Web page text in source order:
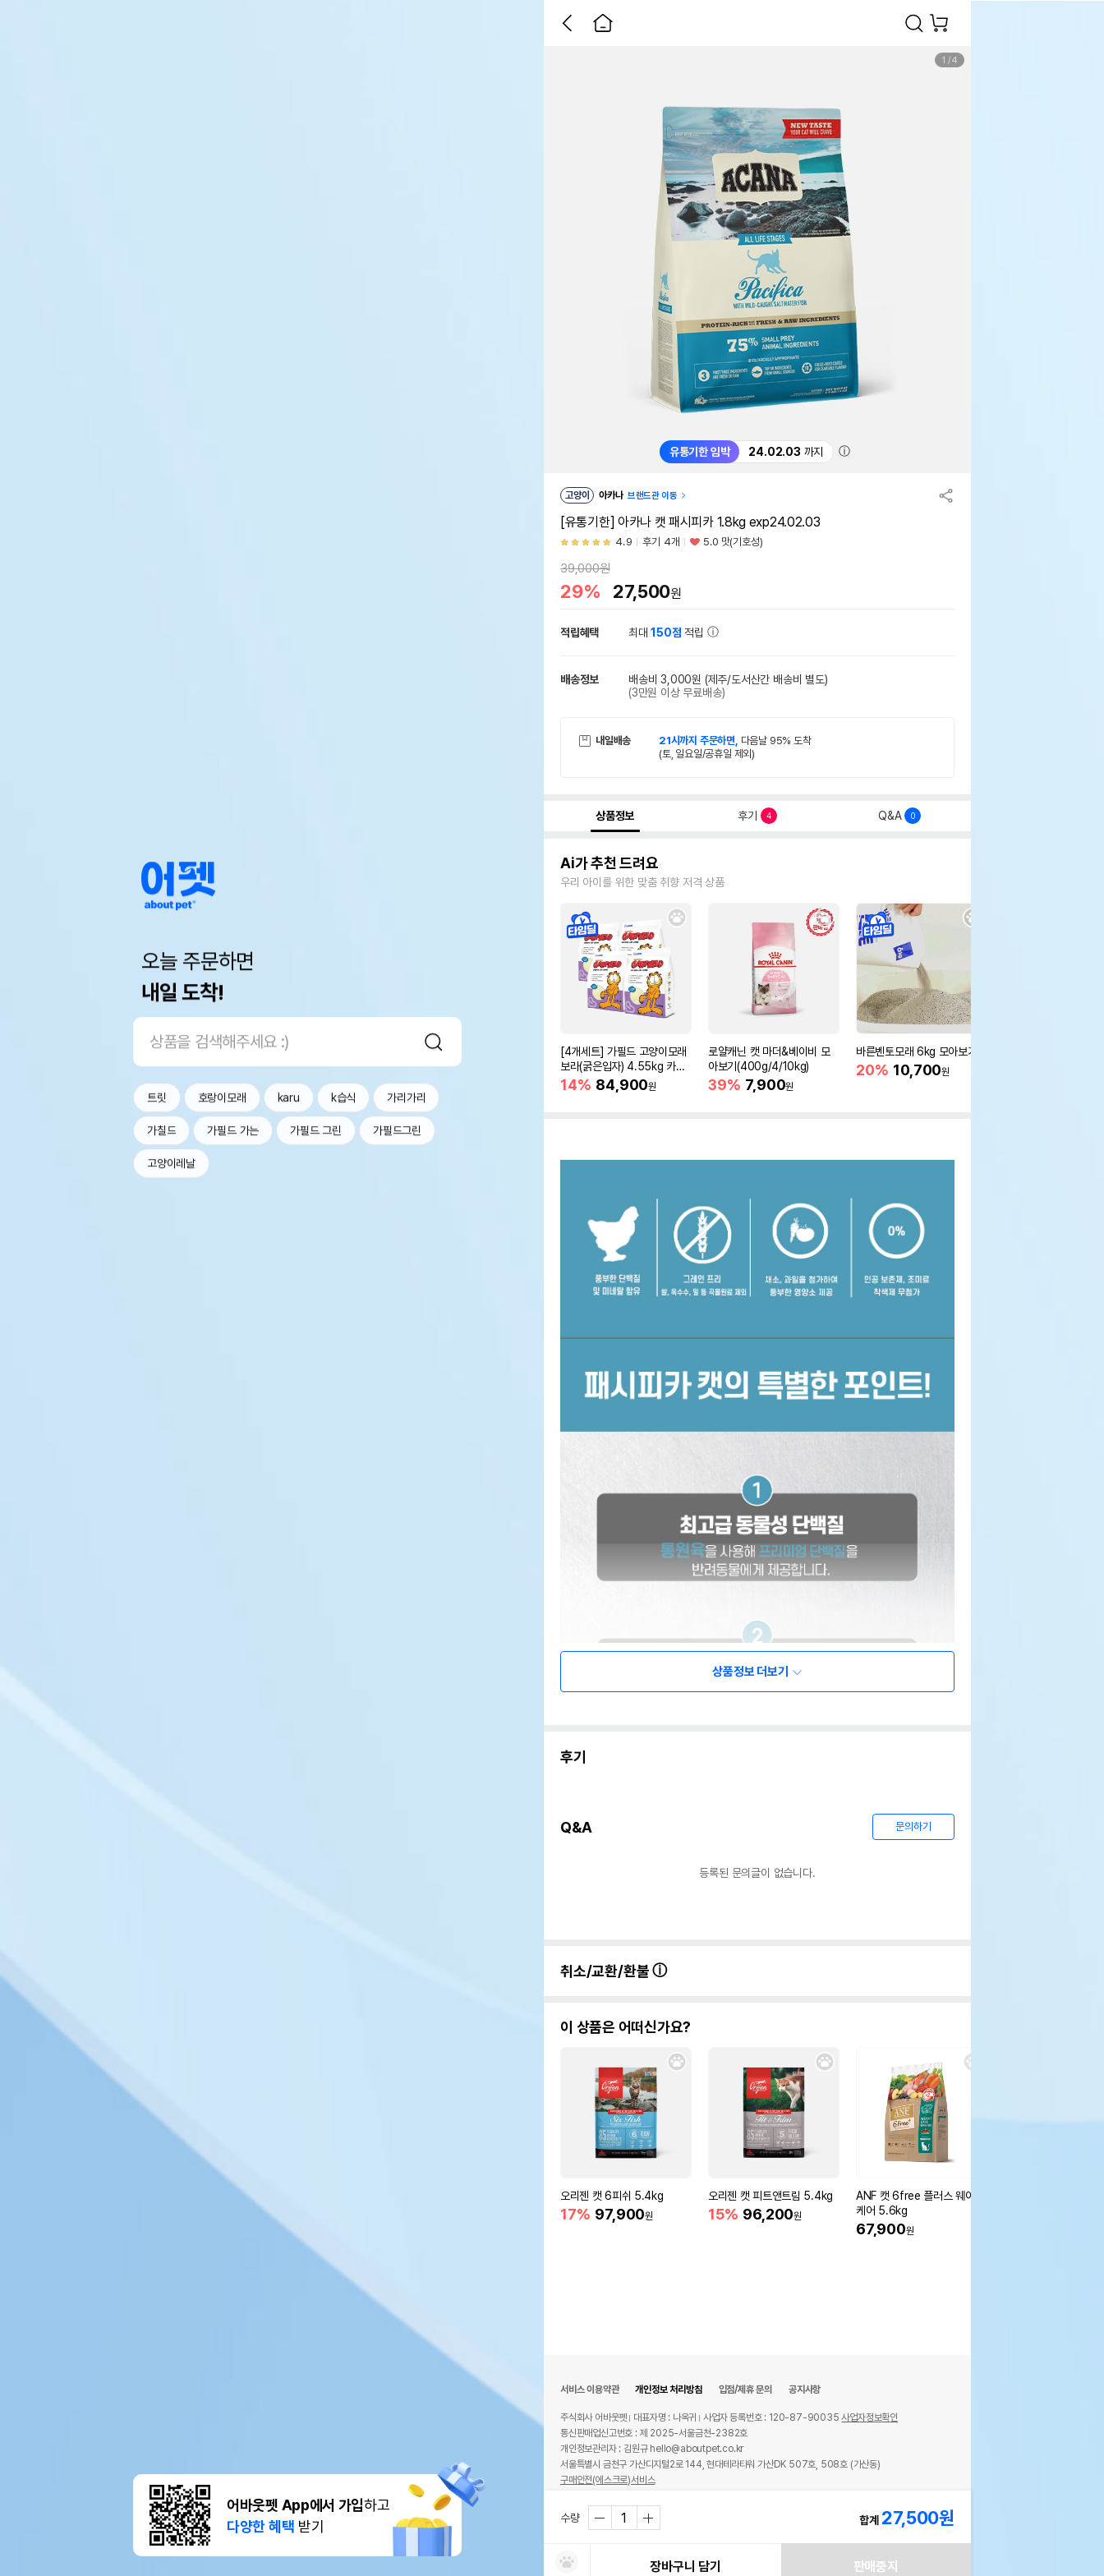
오늘 주문하면
내일 도착!
트릿 호랑이모래 karu k습식 가리가리
가칠드 가필드 가는 가필드 그린 가필드그린
고양이레날
어바웃펫 App에서 가입하고
다양한 혜택 받기
유통기한 임박 24.02.03 까지 ⓘ
1 /4
고양이 아카나 브랜드관 이동
[유통기한] 아카나 캣 패시피카 1.8kg exp24.02.03
4.9 후기 4개 5.0 맛(기호성)
39,000원
29% 27,500원
적립혜택 최대150점 적립
배송정보 배송비 3,000원 (제주/도서산간 배송비 별도)
(3만원 이상 무료배송)
내일배송 21시까지 주문하면, 다음날 95% 도착
(토, 일요일/공휴일 제외)
상품정보 후기 4 Q&A 0
Ai가 추천 드려요
우리 아이를 위한 맞춤 취향 저격 상품
[4개세트] 가필드 고양이모래
보라(굵은입자) 4.55kg 카사
바모래
14% 84,900원
로얄캐닌 캣 마더&베이비 모
아보기(400g/4/10kg)
39% 7,900원
바른벤토모래 6kg 모아보기
20% 10,700원
상품정보 더보기
후기
Q&A 문의하기
등록된 문의글이 없습니다.
취소/교환/환불
이 상품은 어떠신가요?
오리젠 캣 6피쉬 5.4kg
17% 97,900원
오리젠 캣 피트앤트림 5.4kg
15% 96,200원
ANF 캣 6free 플러스 웨이트
케어 5.6kg
67,900원
수량 합계 27,500원
장바구니 담기 판매중지
서비스 이용약관 개인정보 처리방침 입점/제휴 문의 공지사항
주식회사 어바웃펫 대표자명 : 나옥귀 사업자 등록번호 : 120-87-90035사업자정보확인
통신판매업신고번호 : 제 2025-서울금천-2382호
개인정보관리자 : 김원규 hello@aboutpet.co.kr
서울특별시 금천구 가산디지털2로 144, 현대테라타워 가산DK 507호, 508호 (가산동)
구매안전(에스크로)서비스